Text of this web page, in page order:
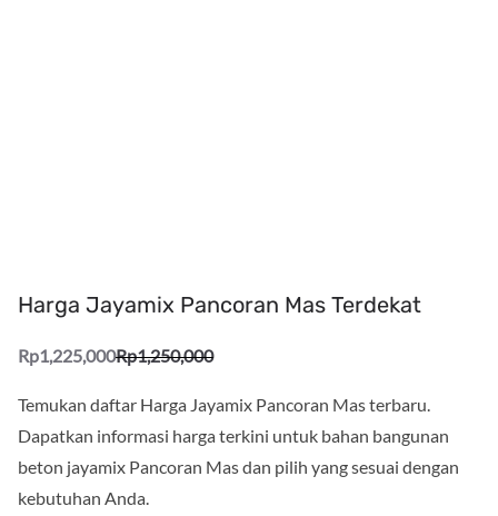
Harga Jayamix Pancoran Mas Terdekat
Rp1,250,000
Rp1,225,000
Temukan daftar Harga Jayamix Pancoran Mas terbaru.
Dapatkan informasi harga terkini untuk bahan bangunan
beton jayamix Pancoran Mas dan pilih yang sesuai dengan
kebutuhan Anda.